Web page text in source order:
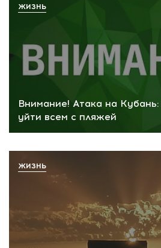
Внимание! Атака на
уйти всем с пляжей
ЖИЗНЬ
ЖИЗНЬ